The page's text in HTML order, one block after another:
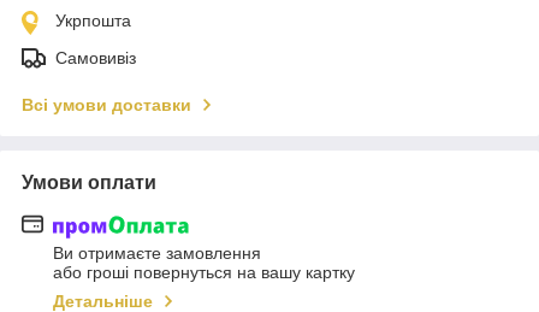
Укрпошта
Самовивіз
Всі умови доставки
Умови оплати
Ви отримаєте замовлення
або гроші повернуться на вашу картку
Детальніше